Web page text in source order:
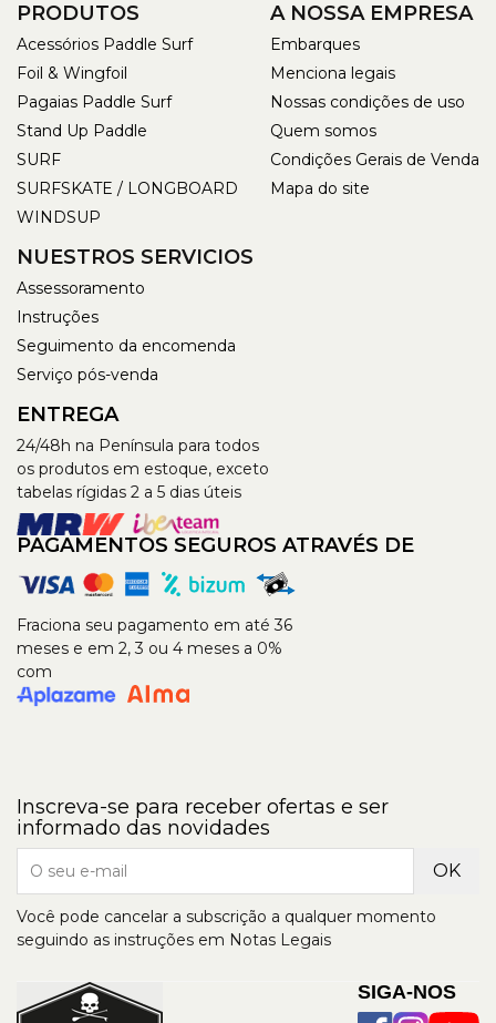
PRODUTOS
Acessórios Paddle Surf
Foil & Wingfoil
Pagaias Paddle Surf
Stand Up Paddle
SURF
SURFSKATE / LONGBOARD
WINDSUP
A NOSSA EMPRESA
Embarques
Menciona legais
Nossas condições de uso
Quem somos
Condições Gerais de Venda
Mapa do site
NUESTROS SERVICIOS
Assessoramento
Instruções
Seguimento da encomenda
Serviço pós-venda
ENTREGA
24/48h na Península para todos
os produtos em estoque, exceto
tabelas rígidas 2 a 5 dias úteis
PAGAMENTOS SEGUROS ATRAVÉS DE
Fraciona seu pagamento em até 36
meses e em 2, 3 ou 4 meses a 0%
com
Inscreva-se para receber ofertas e ser
informado das novidades
Você pode cancelar a subscrição a qualquer momento
seguindo as instruções em Notas Legais
SIGA-NOS